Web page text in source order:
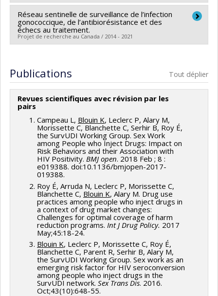
infections (MSO-6023), 2ecycle, Université de
Montréal, en collaboration avec des collègues et
le responsable du cours, Dr Julio Soto.
Chercheur principal : Christina Greenaway
Co-chercheurs : Karine Blouin
Sources de financement :IRSC/Instituts de recherche
Subvention Projet
Réseau sentinelle de surveillance de l’infection
gonococcique, de l’antibiorésistance et des
échecs au traitement.
Projet de recherche au Canada / 2014 - 2021
Co-chercheurs :
Sources de financement :MSSS/Ministère de la Santé
et des Services sociaux
Programmes de subvention :
Objectifs:
Contribuer à assurer la réalisation d’un nombre
suffisant de cultures de N. gonorrhoeaepour
maintenir la capacité de surveillance de la
résistance aux antibiotiques;
Examiner les associations entre les
caractéristiques épidémiologiques et cliniques
des cas et :
la sensibilité des souches aux
antibiotiques;
les indications d'effectuer des cultures et
des tests de contrôle;
les traitements prescrits.
Publications Tout déplier
Revues scientifiques avec révision par les
pairs
Campeau L, Blouin K, Leclerc P, Alary M,
Morissette C, Blanchette C, Serhir B, Roy É,
the SurvUDI Working Group. Sex Work
among People who Inject Drugs: Impact on
Risk Behaviors and their Association with
HIV Positivity. BMJ open. 2018 Feb ; 8 :
e019388. doi:10.1136/bmjopen-2017-
019388.
Roy É, Arruda N, Leclerc P, Morissette C,
Blanchette C, Blouin K, Alary M. Drug use
practices among people who inject drugs in
a context of drug market changes:
Challenges for optimal coverage of harm
reduction programs. Int J Drug Policy. 2017
May;45:18-24.
Blouin K, Leclerc P, Morissette C, Roy É,
Blanchette C, Parent R, Serhir B, Alary M,
the SurvUDI Working Group. Sex work as an
emerging risk factor for HIV seroconversion
among people who inject drugs in the
SurvUDI network. Sex Trans Dis. 2016.
Oct;43(10):648-55.